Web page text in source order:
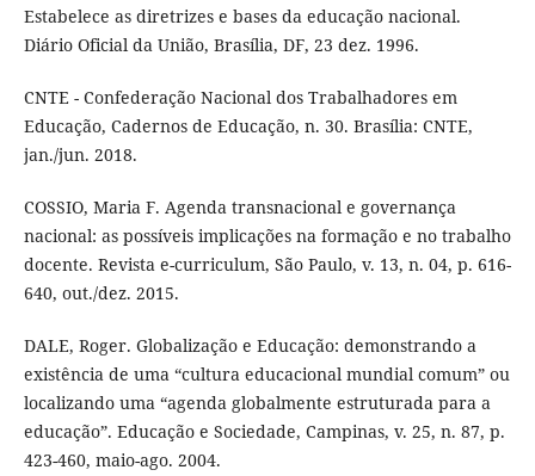
Estabelece as diretrizes e bases da educação nacional.
Diário Oficial da União, Brasília, DF, 23 dez. 1996.
CNTE - Confederação Nacional dos Trabalhadores em
Educação, Cadernos de Educação, n. 30. Brasília: CNTE,
jan./jun. 2018.
COSSIO, Maria F. Agenda transnacional e governança
nacional: as possíveis implicações na formação e no trabalho
docente. Revista e-curriculum, São Paulo, v. 13, n. 04, p. 616-
640, out./dez. 2015.
DALE, Roger. Globalização e Educação: demonstrando a
existência de uma “cultura educacional mundial comum” ou
localizando uma “agenda globalmente estruturada para a
educação”. Educação e Sociedade, Campinas, v. 25, n. 87, p.
423-460, maio-ago. 2004.